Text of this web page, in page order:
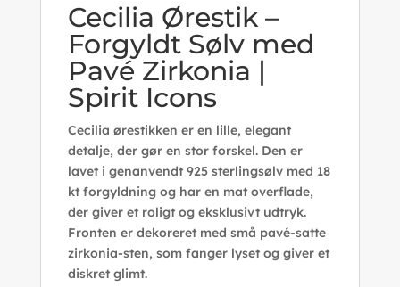
Cecilia Ørestik –
Forgyldt Sølv med
Pavé Zirkonia |
Spirit Icons
Cecilia ørestikken er en lille, elegant
detalje, der gør en stor forskel. Den er
lavet i genanvendt 925 sterlingsølv med 18
kt forgyldning og har en mat overflade,
der giver et roligt og eksklusivt udtryk.
Fronten er dekoreret med små pavé-satte
zirkonia-sten, som fanger lyset og giver et
diskret glimt.